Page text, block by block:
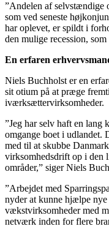
”Andelen af selvstændige
som ved seneste
har oplevet, er spildt i
den mulige recession,
En erfaren
Niels Buchholst er en
sit otium på at præge
iværksættervirksomheder.
”Jeg har selv haft en lang
omgange boet i udlandet.
med til at skubbe
virksomhedsdrift op i den
områder,” siger Niels
”Arbejdet med
nyder at kunne hjælpe
vækstvirksomheder med
netværk inden for flere